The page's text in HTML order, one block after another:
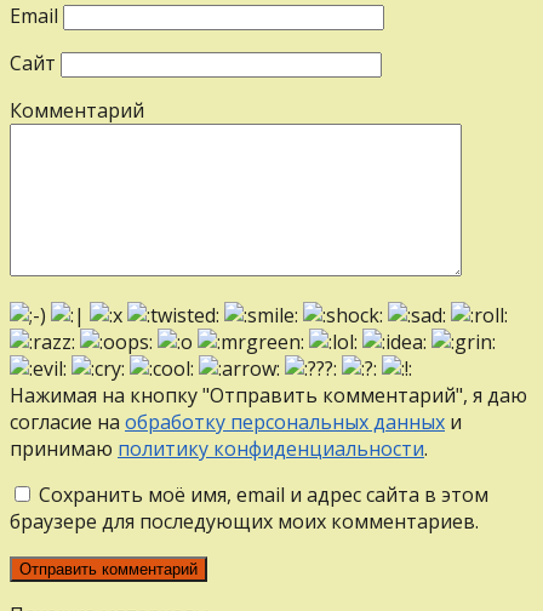
Email
Сайт
Комментарий
Нажимая на кнопку "Отправить комментарий", я даю
согласие на обработку персональных данных и
принимаю политику конфиденциальности.
Сохранить моё имя, email и адрес сайта в этом
браузере для последующих моих комментариев.